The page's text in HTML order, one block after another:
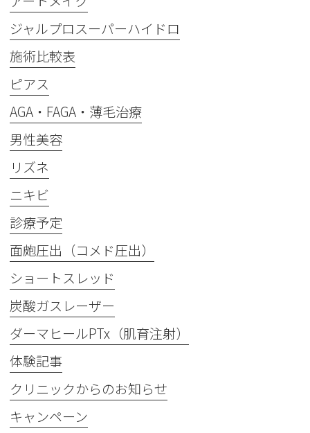
ジャルプロスーパーハイドロ
施術比較表
ピアス
AGA・FAGA・薄毛治療
男性美容
リズネ
ニキビ
診療予定
面皰圧出（コメド圧出）
ショートスレッド
炭酸ガスレーザー
ダーマヒールPTx（肌育注射）
体験記事
クリニックからのお知らせ
キャンペーン